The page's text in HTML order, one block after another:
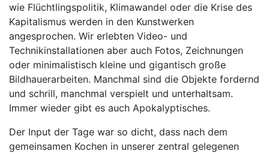
wie Flüchtlingspolitik, Klimawandel oder die Krise des
Kapitalismus werden in den Kunstwerken
angesprochen. Wir erlebten Video- und
Technikinstallationen aber auch Fotos, Zeichnungen
oder minimalistisch kleine und gigantisch große
Bildhauerarbeiten. Manchmal sind die Objekte fordernd
und schrill, manchmal verspielt und unterhaltsam.
Immer wieder gibt es auch Apokalyptisches.
Der Input der Tage war so dicht, dass nach dem
gemeinsamen Kochen in unserer zentral gelegenen